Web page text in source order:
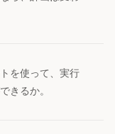
を使って、実行
きるか。